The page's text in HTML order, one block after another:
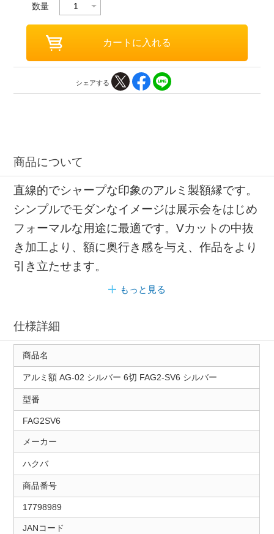
数量
シェアする
商品について
直線的でシャープな印象のアルミ製額縁です。
シンプルでモダンなイメージは展示会をはじめ
フォーマルな用途に最適です。Vカットの中抜
き加工より、額に奥行き感を与え、作品をより
引き立たせます。
もっと見る
仕様詳細
商品名
アルミ額 AG-02 シルバー 6切 FAG2-SV6 シルバー
型番
FAG2SV6
メーカー
ハクバ
商品番号
17798989
JANコード